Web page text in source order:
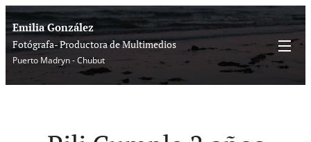
Emilia González
Fotógrafa- Productora de Multimedios
Puerto Madryn - Chubut